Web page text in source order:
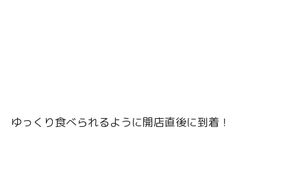
ゆっくり食べられるように開店直後に到着！